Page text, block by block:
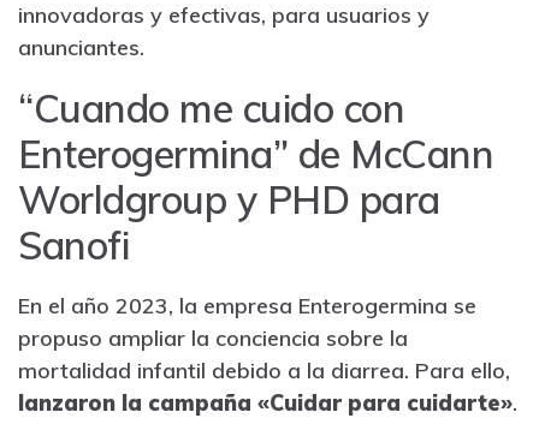
innovadoras y efectivas, para usuarios y
anunciantes.
“Cuando me cuido con
Enterogermina” de McCann
Worldgroup y PHD para
Sanofi
En el año 2023, la empresa Enterogermina se
propuso ampliar la conciencia sobre la
mortalidad infantil debido a la diarrea. Para ello,
lanzaron la campaña «Cuidar para cuidarte».